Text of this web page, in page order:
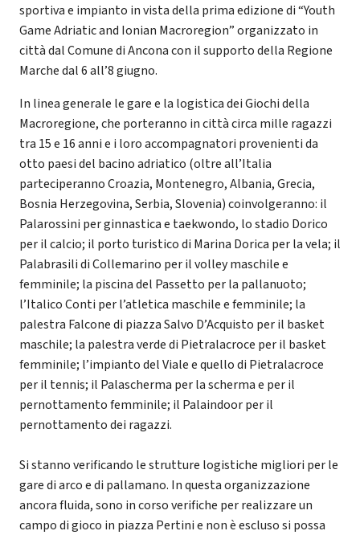
sportiva e impianto in vista della prima edizione di “Youth
Game Adriatic and Ionian Macroregion” organizzato in
città dal Comune di Ancona con il supporto della Regione
Marche dal 6 all’8 giugno.
In linea generale le gare e la logistica dei Giochi della
Macroregione, che porteranno in città circa mille ragazzi
tra 15 e 16 anni e i loro accompagnatori provenienti da
otto paesi del bacino adriatico (oltre all’Italia
parteciperanno Croazia, Montenegro, Albania, Grecia,
Bosnia Herzegovina, Serbia, Slovenia) coinvolgeranno: il
Palarossini per ginnastica e taekwondo, lo stadio Dorico
per il calcio; il porto turistico di Marina Dorica per la vela; il
Palabrasili di Collemarino per il volley maschile e
femminile; la piscina del Passetto per la pallanuoto;
l’Italico Conti per l’atletica maschile e femminile; la
palestra Falcone di piazza Salvo D’Acquisto per il basket
maschile; la palestra verde di Pietralacroce per il basket
femminile; l’impianto del Viale e quello di Pietralacroce
per il tennis; il Palascherma per la scherma e per il
pernottamento femminile; il Palaindoor per il
pernottamento dei ragazzi.
Si stanno verificando le strutture logistiche migliori per le
gare di arco e di pallamano. In questa organizzazione
ancora fluida, sono in corso verifiche per realizzare un
campo di gioco in piazza Pertini e non è escluso si possa